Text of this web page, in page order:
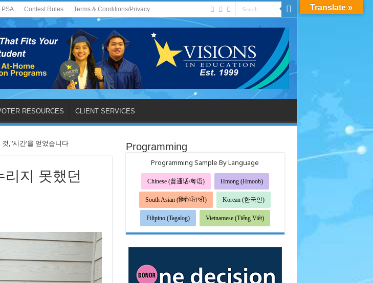
PSA Contest Rules Terms & Conditions/Privacy
RESOURCES CLIENT SERVICES
, ‘시간’을 얻었습니다
지 못했던
Programming
Programming Sample By Language
Chinese (普通话/粤语) Hmong (Hmoob)
South Asian (हिंदी/ਪੰਜਾਬੀ) Korean (한국인)
Filipino (Tagalog) Vietnamese (Tiếng Việt)
Translate »